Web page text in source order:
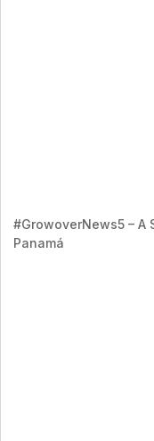
#GrowoverNews5 – A
Panamá